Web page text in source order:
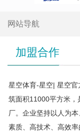
网站导航
加盟合作
星空体育-星空| 星空
筑面积11000平方米，
厂。企业坚持以人为
素质、高技术、高效